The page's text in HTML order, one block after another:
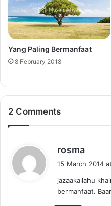
Yang Paling Bermanfaat
8 February 2018
2 Comments
rosma
s
:
15 March 2014
jazaakallahu
bermanfaat.